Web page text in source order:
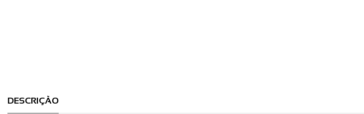
DESCRIÇÃO